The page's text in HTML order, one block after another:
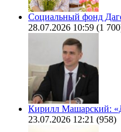
Социальный фонд
28.07.2026 10:59 (1
Кирилл Машарский:
23.07.2026 12:21 (958)